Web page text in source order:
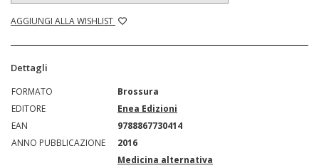
AGGIUNGI ALLA WISHLIST
Dettagli
FORMATO
Brossura
EDITORE
Enea Edizioni
EAN
9788867730414
ANNO PUBBLICAZIONE
2016
Medicina alternativa